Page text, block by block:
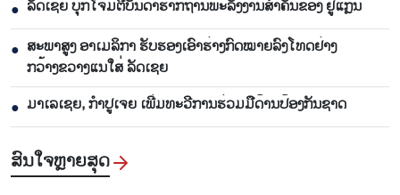
● ລັດເຊຍ ບຸກໂຈມຕີບັນດາຮາກຖານພະລັງງານສຳຄັນຂອງ ຢູແກຼນ
● ສະພາສູງ ອາເມລິກາ ຮັບຮອງເອົາຮ່າງກົດໝາຍລົງໂທດຢ່າງ
ກວ້າງຂວາງແນໃສ່ ລັດເຊຍ
● ມາເລເຊຍ, ກຳປູເຈຍ ເພີ່ມທະວີການຮ່ວມມືດ້ານປ້ອງກັນຊາດ
ສົນ​ໃຈ​ຫຼາຍ​ສຸດ